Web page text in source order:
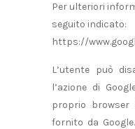
Per ulteriori
seguito indicato:
https://
L’utente può
l’azione di
proprio
fornito da